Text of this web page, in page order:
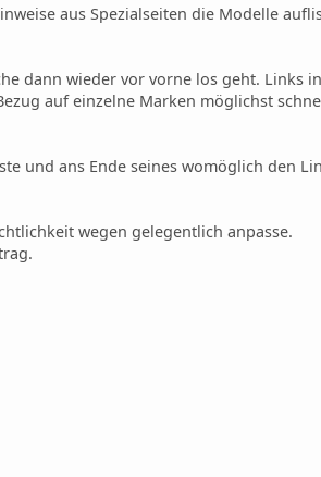
aus Spezialseiten die Modelle
dann wieder vor vorne los geht. Links in
auf einzelne Marken möglichst
und ans Ende seines womöglich den
wegen gelegentlich anpasse.